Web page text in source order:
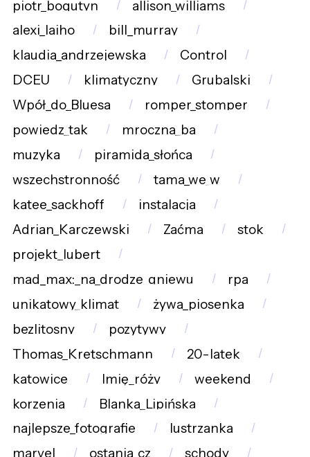
piotr_bogutyn
allison_williams
alexi_laiho
bill_murray
klaudia_andrzejewska
Control
DCEU
klimatyczny
Grubalski
Wpół_do_Bluesa
romper_stomper
powiedz_tak
mroczna_ba
muzyka
piramida_słońca
wszechstronność
tama_we_w
katee_sackhoff
instalacja
Adrian_Karczewski
Zaćma
stok
projekt_lubert
mad_max:_na_drodze_gniewu
rpa
unikatowy_klimat
żywa_piosenka
bezlitosny
pozytywy
Thomas_Kretschmann
20-latek
katowice
Imię_róży
weekend
korzenia
Blanka_Lipińska
najlepsze_fotografie
lustrzanka
marvel
ostania_cz schody